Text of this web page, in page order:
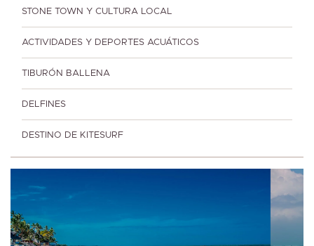
STONE TOWN Y CULTURA LOCAL
ACTIVIDADES Y DEPORTES ACUÁTICOS
TIBURÓN BALLENA
DELFINES
DESTINO DE KITESURF